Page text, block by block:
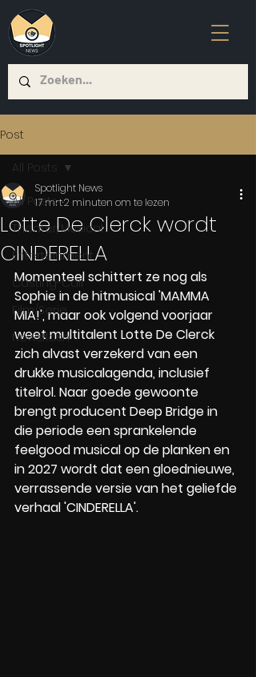
Post
All Posts
Theater/Musical
Entertainment
Casting-Call
Film/Serie
Newsflash
All Posts
Lotte De Clerck wordt
CINDERELLA
Spotlight News
17 mrt2 minuten om te lezen
Momenteel schittert ze nog als
Sophie in de hitmusical 'MAMMA
MIA!', maar ook volgend voorjaar
weet multitalent Lotte De Clerck
zich alvast verzekerd van een
drukke musicalagenda, inclusief
titelrol. Naar goede gewoonte
brengt producent Deep Bridge in
die periode een sprankelende
feelgood musical op de planken en
in 2027 wordt dat een gloednieuwe,
verrassende versie van het geliefde
verhaal 'CINDERELLA'.